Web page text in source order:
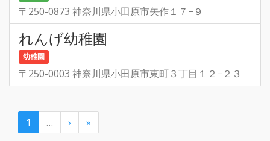
〒250-0873 神奈川県小田原市矢作１７−９
れんげ幼稚園
幼稚園
〒250-0003 神奈川県小田原市東町３丁目１２−２３
1 … ›
»